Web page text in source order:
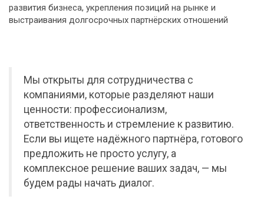
развития бизнеса, укрепления позиций на рынке и
выстраивания долгосрочных партнёрских отношений
Мы открыты для сотрудничества с
компаниями, которые разделяют наши
ценности: профессионализм,
ответственность и стремление к развитию.
Если вы ищете надёжного партнёра, готового
предложить не просто услугу, а
комплексное решение ваших задач, — мы
будем рады начать диалог.